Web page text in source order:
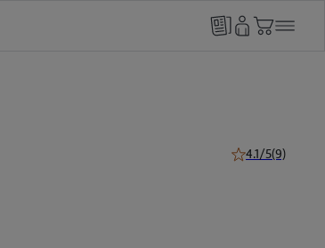
4.1/5(9)